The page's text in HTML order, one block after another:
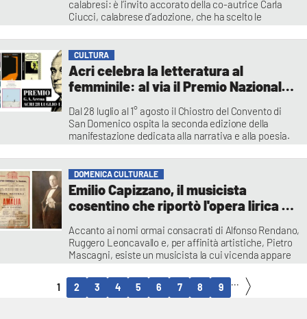
calabresi: è l’invito accorato della co-autrice Carla
Ciucci, calabrese d’adozione, che ha scelto le
pagine in cui le storie di donne e uomini, di giovani e
anziani, di emigrati e residenti creano un connubio tra
favola e realtà
Francesca Lagatta
CULTURA
Acri celebra la letteratura al
femminile: al via il Premio Nazionale
Dal 28 luglio al 1° agosto il Chiostro del Convento di
San Domenico ospita la seconda edizione della
manifestazione dedicata alla narrativa e alla poesia.
donne, un omaggio alla scrittura femminile calabrese
ispirato all'opera di Elsa Morante
Redazione
DOMENICA CULTURALE
Emilio Capizzano, il musicista
cosentino che riportò l'opera lirica a
Accanto ai nomi ormai consacrati di Alfonso Rendano,
Ruggero Leoncavallo e, per affinità artistiche, Pietro
Mascagni, esiste un musicista la cui vicenda appare
Ernesto Mastroianni
1 2 3 4 5 6 7 8 9 ...